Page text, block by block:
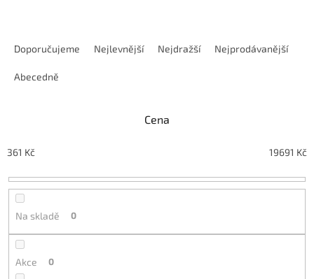
o
u
ů
Doporučujeme Nejlevnější Nejdražší Nejprodávanější
Abecedně
Cena
361 Kč 19691 Kč
Na skladě 0
Akce 0